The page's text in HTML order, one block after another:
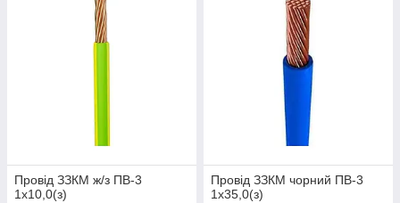
Провід ЗЗКМ ж/з ПВ-3
1х10,0(з)
Провід ЗЗКМ чорний ПВ-3
1х35,0(з)